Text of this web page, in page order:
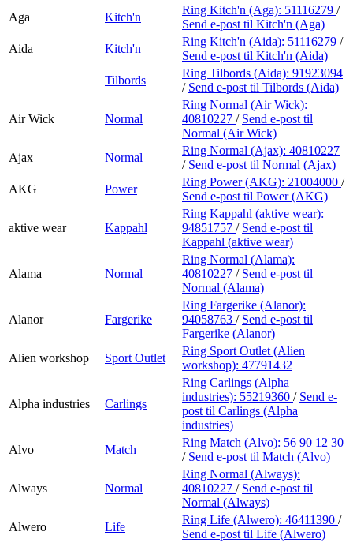
Aga
Kitch'n
Ring Kitch'n (Aga): 51116279 /
Send e-post til Kitch'n (Aga)
Aida
Kitch'n
Ring Kitch'n (Aida): 51116279 /
Send e-post til Kitch'n (Aida)
Tilbords
Ring Tilbords (Aida): 91923094
/ Send e-post til Tilbords (Aida)
Air Wick Normal
Ring Normal (Air Wick):
40810227 / Send e-post til
Normal (Air Wick)
Ajax
Normal
Ring Normal (Ajax): 40810227
/ Send e-post til Normal (Ajax)
AKG
Power
Ring Power (AKG): 21004000 /
Send e-post til Power (AKG)
aktive wear Kappahl
Ring Kappahl (aktive wear):
94851757 / Send e-post til
Kappahl (aktive wear)
Alama Normal
Ring Normal (Alama):
40810227 / Send e-post til
Normal (Alama)
Alanor Fargerike
Ring Fargerike (Alanor):
94058763 / Send e-post til
Fargerike (Alanor)
Alien workshop
Sport Outlet
Ring Sport Outlet (Alien
workshop): 47791432
Alpha industries Carlings
Ring Carlings (Alpha
industries): 55219360 / Send e-
post til Carlings (Alpha
industries)
Alvo
Match
Ring Match (Alvo): 56 90 12 30
/ Send e-post til Match (Alvo)
Always Normal
Ring Normal (Always):
40810227 / Send e-post til
Normal (Always)
Alwero
Life
Ring Life (Alwero): 46411390 /
Send e-post til Life (Alwero)